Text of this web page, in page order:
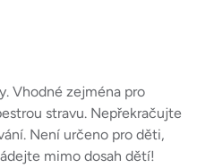
Vhodné zejména pro
stravu. Nepřekračujte
Není určeno pro děti,
mimo dosah dětí!